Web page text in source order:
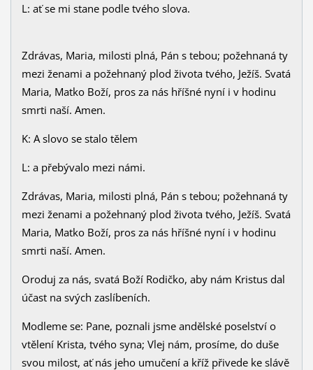
L: ať se mi stane podle tvého slova.
Zdrávas, Maria, milosti plná, Pán s tebou; požehnaná ty
mezi ženami a požehnaný plod života tvého, Ježíš. Svatá
Maria, Matko Boží, pros za nás hříšné nyní i v hodinu
smrti naší. Amen.
K: A slovo se stalo tělem
L: a přebývalo mezi námi.
Zdrávas, Maria, milosti plná, Pán s tebou; požehnaná ty
mezi ženami a požehnaný plod života tvého, Ježíš. Svatá
Maria, Matko Boží, pros za nás hříšné nyní i v hodinu
smrti naší. Amen.
Oroduj za nás, svatá Boží Rodičko, aby nám Kristus dal
účast na svých zaslíbeních.
Modleme se: Pane, poznali jsme andělské poselství o
vtělení Krista, tvého syna; Vlej nám, prosíme, do duše
svou milost, ať nás jeho umučení a kříž přivede ke slávě